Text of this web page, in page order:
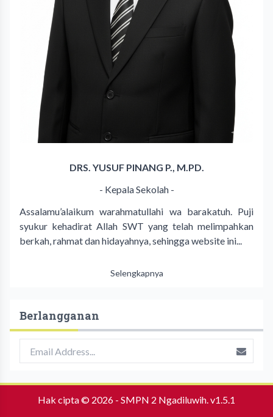
DRS. YUSUF PINANG P., M.PD.
- Kepala Sekolah -
Assalamu’alaikum warahmatullahi wa barakatuh. Puji
syukur kehadirat Allah SWT yang telah melimpahkan
berkah, rahmat dan hidayahnya, sehingga website ini...
Selengkapnya
Berlangganan
Hak cipta © 2026 - SMPN 2 Ngadiluwih.v1.5.1